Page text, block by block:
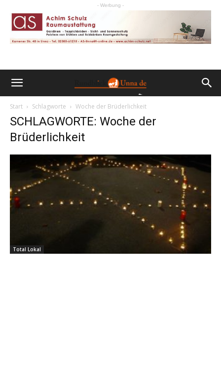
- Werbung -
Start Schlagworte Woche der Brüderlichkeit
SCHLAGWORTE: Woche der
Brüderlichkeit
Total Lokal